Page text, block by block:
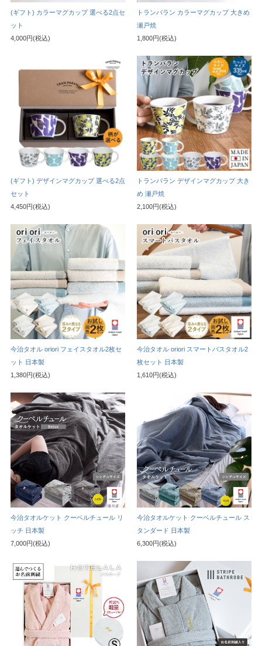
(ギフト) カラーマグカップ 選べる2点セ
ット
4,000円(税込)
トランパラン カラーマグカップ 大きめ
瀬戸焼
1,800円(税込)
(ギフト) デザインマグカップ 選べる2点
セット
4,450円(税込)
トランパラン デザインマグカップ 大き
め 瀬戸焼
2,100円(税込)
今治タオル oriori フェイスタオル2枚セ
ット 日本製
1,380円(税込)
今治タオル oriori スマートバスタオル2
枚セット 日本製
1,610円(税込)
今治タオルケット クーベルチュール リ
ッチ 日本製
7,000円(税込)
今治タオルケット クーベルチュール ス
タンダード 日本製
6,300円(税込)